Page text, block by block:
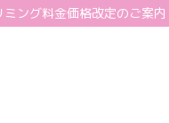
ミング料金価格改定のご案内